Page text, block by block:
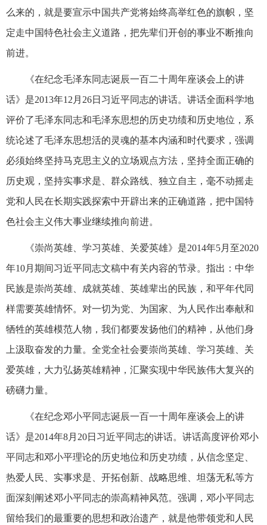
么来的，就是要宣示中国共产党将始终高举红色的旗帜，坚
定走中国特色社会主义道路，把先辈们开创的事业不断推向
前进。
《在纪念毛泽东同志诞辰一百二十周年座谈会上的讲
话》是2013年12月26日习近平同志的讲话。讲话全面科学地
评价了毛泽东同志和毛泽东思想的历史功绩和历史地位，系
统论述了毛泽东思想活的灵魂的基本内涵和时代要求，强调
必须始终坚持马克思主义的立场观点方法，坚持全面正确的
历史观，坚持实事求是、群众路线、独立自主，毫不动摇走
党和人民在长期实践探索中开辟出来的正确道路，把中国特
色社会主义伟大事业继续推向前进。
《崇尚英雄、学习英雄、关爱英雄》是2014年5月至2020
年10月期间习近平同志文稿中有关内容的节录。指出：中华
民族是崇尚英雄、成就英雄、英雄辈出的民族，和平年代同
样需要英雄情怀。对一切为党、为国家、为人民作出奉献和
牺牲的英雄模范人物，我们都要发扬他们的精神，从他们身
上汲取奋发的力量。全党全社会要崇尚英雄、学习英雄、关
爱英雄，大力弘扬英雄精神，汇聚实现中华民族伟大复兴的
磅礴力量。
《在纪念邓小平同志诞辰一百一十周年座谈会上的讲
话》是2014年8月20日习近平同志的讲话。讲话高度评价邓小
平同志和邓小平理论的历史地位和历史功绩，从信念坚定、
热爱人民、实事求是、开拓创新、战略思维、坦荡无私等方
面深刻阐述邓小平同志的崇高精神风范。强调，邓小平同志
留给我们的最重要的思想和政治遗产，就是他带领党和人民